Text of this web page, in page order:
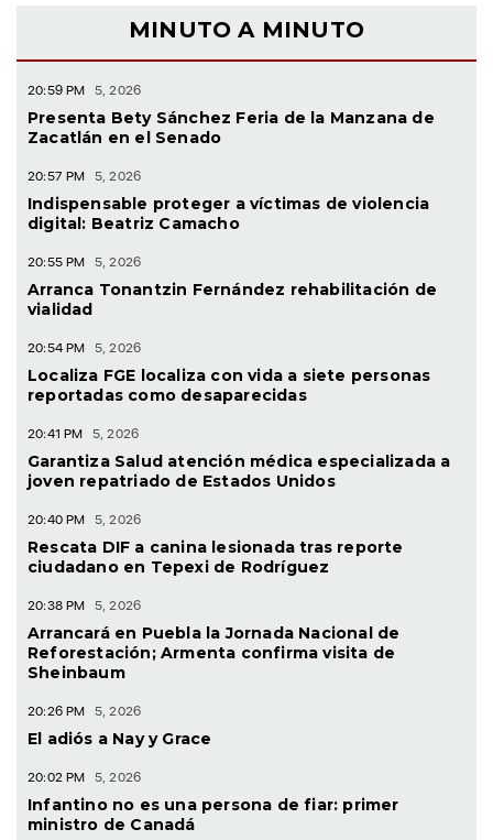
MINUTO A MINUTO
20:59 PM 5, 2026
Presenta Bety Sánchez Feria de la Manzana de
Zacatlán en el Senado
20:57 PM 5, 2026
Indispensable proteger a víctimas de violencia
digital: Beatriz Camacho
20:55 PM 5, 2026
Arranca Tonantzin Fernández rehabilitación de
vialidad
20:54 PM 5, 2026
Localiza FGE localiza con vida a siete personas
reportadas como desaparecidas
20:41 PM 5, 2026
Garantiza Salud atención médica especializada a
joven repatriado de Estados Unidos
20:40 PM 5, 2026
Rescata DIF a canina lesionada tras reporte
ciudadano en Tepexi de Rodríguez
20:38 PM 5, 2026
Arrancará en Puebla la Jornada Nacional de
Reforestación; Armenta confirma visita de
Sheinbaum
20:26 PM 5, 2026
El adiós a Nay y Grace
20:02 PM 5, 2026